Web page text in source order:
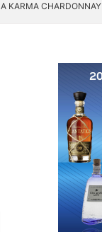
KARMA